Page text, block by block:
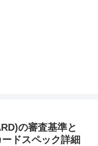
の審査基準と
ドスペック詳細